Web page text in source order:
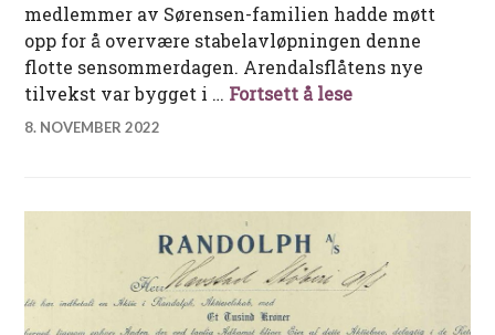
medlemmer av Sørensen-familien hadde møtt
opp for å overvære stabelavløpningen denne
flotte sensommerdagen. Arendalsflåtens nye
tilvekst var bygget i … Fortsett å leseSkipsverftet i
8. NOVEMBER 2022